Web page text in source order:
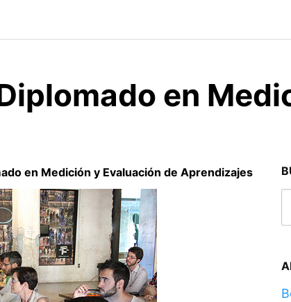
en
en Medición y Evaluación de Aprendizajes